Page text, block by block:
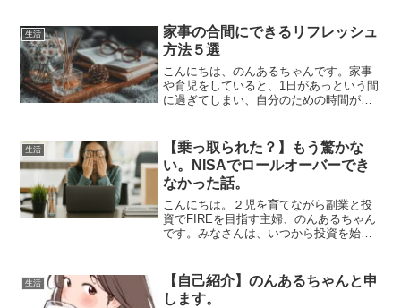
ことで、心にも体にも良いスタートが切
れます。ここでは、簡単に取り...
生活
家事の合間にできるリフレッシュ
方法５選
こんにちは、のんあるちゃんです。家事
や育児をしていると、1日があっという間
に過ぎてしまい、自分のための時間がな
ュ」できる習慣を持つだけで、毎日の疲
れが軽くなります。今回は...
生活
【乗っ取られた？】もう驚かな
い。NISAでロールオーバーでき
なかった話。
こんにちは。２児を育てながら副業と投
資でFIREを目指す主婦、のんあるちゃん
です。みなさんは、いつから投資を始め
名になった時期に投資を始めた方もいら
っしゃるかもしれ...
生活
【自己紹介】のんあるちゃんと申
します。